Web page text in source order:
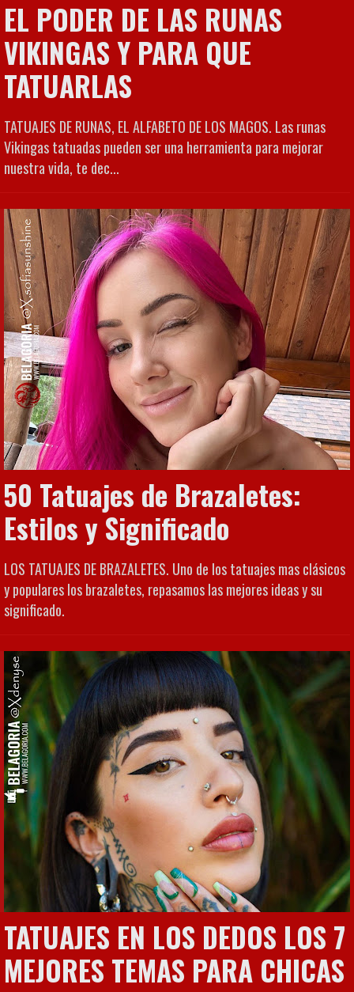
EL PODER DE LAS RUNAS
VIKINGAS Y PARA QUE
TATUARLAS
TATUAJES DE RUNAS, EL ALFABETO DE LOS MAGOS. Las runas
Vikingas tatuadas pueden ser una herramienta para mejorar
nuestra vida, te dec...
50 Tatuajes de Brazaletes:
Estilos y Significado
LOS TATUAJES DE BRAZALETES. Uno de los tatuajes mas clásicos
y populares los brazaletes, repasamos las mejores ideas y su
significado.
TATUAJES EN LOS DEDOS LOS 7
MEJORES TEMAS PARA CHICAS